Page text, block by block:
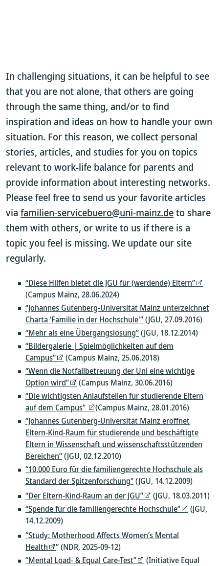
In challenging situations, it can be helpful to see
that you are not alone, that others are going
through the same thing, and/or to find
inspiration and ideas on how to handle your own
situation. For this reason, we collect personal
stories, articles, and studies for you on topics
relevant to work-life balance for parents and
provide information about interesting networks.
Please feel free to send us your favorite articles
via familien-servicebuero@uni-mainz.deto share
them with others, or write to us if there is a
topic you feel is missing. We update our site
regularly.
“Diese Hilfen bietet die JGU für (werdende) Eltern”
(Campus Mainz, 28.06.2024)
“Johannes Gutenberg-Universität Mainz unterzeichnet
Charta ‘Familie in der Hochschule'”(JGU, 27.09.2016)
“Mehr als eine Übergangslösung”(JGU, 18.12.2014)
“Bildergalerie | Spielmöglichkeiten auf dem
Campus”
(Campus Mainz, 25.06.2018)
“Wenn die Notfallbetreuung der Uni eine wichtige
Option wird”
(Campus Mainz, 30.06.2016)
“Die wichtigsten Anlaufstellen für studierende Eltern
auf dem Campus”
(Campus Mainz, 28.01.2016)
“Johannes Gutenberg-Universität Mainz eröffnet
Eltern-Kind-Raum für studierende und beschäftigte
Eltern in Wissenschaft und wissenschaftsstützenden
Bereichen”(JGU, 02.12.2010)
“10.000 Euro für die familiengerechte Hochschule als
Standard der Spitzenforschung”(JGU, 14.12.2009)
“Der Eltern-Kind-Raum an der JGU”
(JGU, 18.03.2011)
“Spende für die familiengerechte Hochschule”
(JGU,
14.12.2009)
“Study: Motherhood Affects Women’s Mental
Health
” (NDR, 2025-09-12)
“Mental Load- & Equal Care-Test”
(Initiative Equal